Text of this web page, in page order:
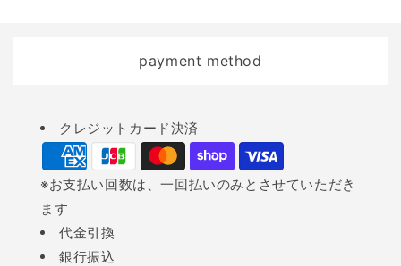
の農業では深刻な影響が
どを好み、これらは実に
なる以前のツルの状態の
うちに食べられてしまう
こともあります。...
イノシシが人間の暮らす
ため、食べ物が手に入り
やすい場所を見つけると
payment method
methods
クレジットカード決済
※お支払い回数は、一回払いのみとさせていただき
ます
代金引換
銀行振込